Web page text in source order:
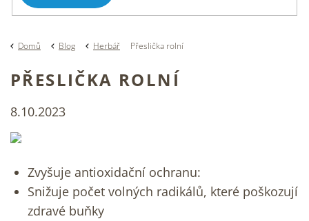
Domů Blog Herbář Přeslička rolní
PŘESLIČKA ROLNÍ
8.10.2023
Zvyšuje antioxidační ochranu:
Snižuje počet volných radikálů, které poškozují
zdravé buňky